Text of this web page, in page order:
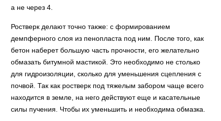
а не через 4.
Ростверк делают точно также: с формированием
демпферного слоя из пенопласта под ним. После того, как
бетон наберет большую часть прочности, его желательно
обмазать битумной мастикой. Это необходимо не столько
для гидроизоляции, сколько для уменьшения сцепления с
почвой. Так как ростверк под тяжелым забором чаще всего
находится в земле, на него действуют еще и касательные
силы пучения. Чтобы их уменьшить и необходима обмазка.